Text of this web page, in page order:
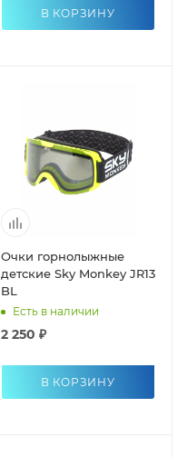
В КОРЗИНУ
Очки горнолыжные
детские Sky Monkey JR13
BL
Есть в наличии
2 250 ₽
В КОРЗИНУ